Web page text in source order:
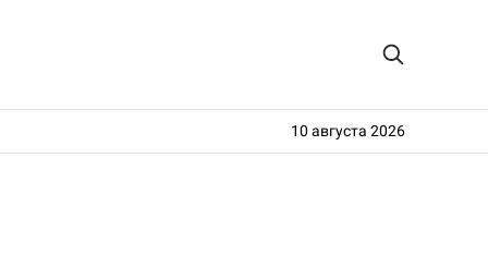
10 августа 2026